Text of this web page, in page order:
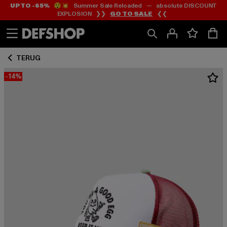
Ga
naar
Ga
naar
UP TO -65%😲💥 Summer Sale Reloaded — absolute DISCOUNT
EXPLOSION ❯❯ GO TO SALE ❮❮
TERUG
-14%